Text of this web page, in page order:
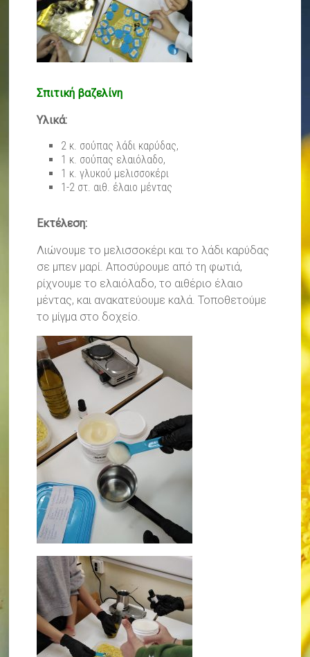
Σπιτική βαζελίνη
Υλικά:
2 κ. σούπας λάδι καρύδας,
1 κ. σούπας ελαιόλαδο,
1 κ. γλυκού μελισσοκέρι
1-2 στ. αιθ. έλαιο μέντας
Εκτέλεση:
Λιώνουμε το μελισσοκέρι και το λάδι καρύδας
σε μπεν μαρί. Αποσύρουμε από τη φωτιά,
ρίχνουμε το ελαιόλαδο, το αιθέριο έλαιο
μέντας, και ανακατεύουμε καλά. Τοποθετούμε
το μίγμα στο δοχείο.